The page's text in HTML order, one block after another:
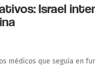
Israel
médicos que seguía en